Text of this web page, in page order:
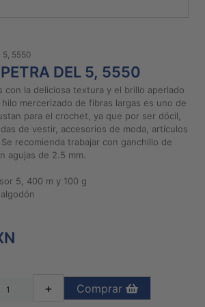
5, 5550
DEL 5, 5550
con la deliciosa textura y el brillo aperlado
mercerizado de fibras largas es uno de
para el crochet, ya que por ser dócil,
de vestir, accesorios de moda, artículos
recomienda trabajar con ganchillo de
agujas de 2.5 mm.
5, 400 m y 100 g
+ Comprar